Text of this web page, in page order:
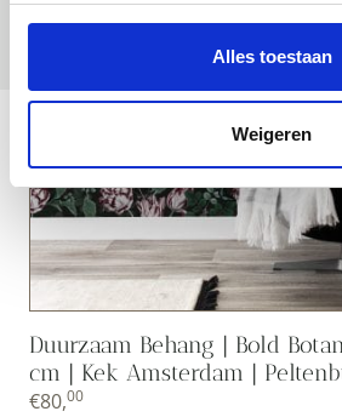
Alles toestaan
Weigeren
Duurzaam Behang | Bold
cm | Kek Amsterdam |
€80,00